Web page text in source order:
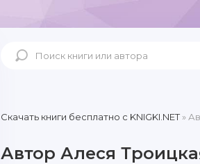
Скачать книги бесплатно c KNIGKI.NET»
Автор Алеся